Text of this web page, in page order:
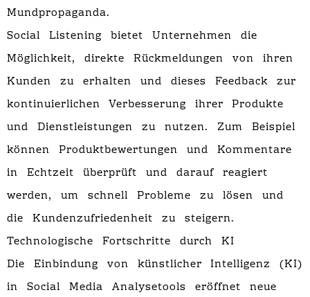
Mundpropaganda.
Social Listening bietet Unternehmen die
Möglichkeit, direkte Rückmeldungen von ihren
Kunden zu erhalten und dieses Feedback zur
kontinuierlichen Verbesserung ihrer Produkte
und Dienstleistungen zu nutzen. Zum Beispiel
können Produktbewertungen und Kommentare
in Echtzeit überprüft und darauf reagiert
werden, um schnell Probleme zu lösen und
die Kundenzufriedenheit zu steigern.
Technologische Fortschritte durch KI
Die Einbindung von künstlicher Intelligenz (KI)
in Social Media Analysetools eröffnet neue